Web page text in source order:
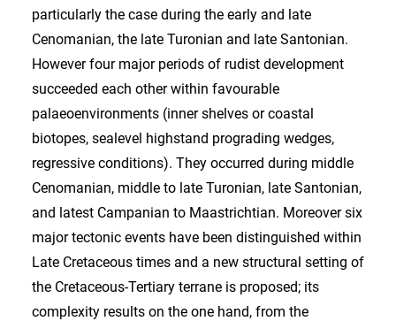
particularly the case during the early and late
Cenomanian, the late Turonian and late Santonian.
However four major periods of rudist development
succeeded each other within favourable
palaeoenvironments (inner shelves or coastal
biotopes, sealevel highstand prograding wedges,
regressive conditions). They occurred during middle
Cenomanian, middle to late Turonian, late Santonian,
and latest Campanian to Maastrichtian. Moreover six
major tectonic events have been distinguished within
Late Cretaceous times and a new structural setting of
the Cretaceous-Tertiary terrane is proposed; its
complexity results on the one hand, from the